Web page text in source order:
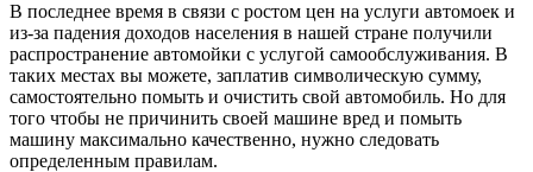
В последнее время в связи с ростом цен на услуги автомоек и
из-за падения доходов населения в нашей стране получили
распространение автомойки с услугой самообслуживания. В
таких местах вы можете, заплатив символическую сумму,
самостоятельно помыть и очистить свой автомобиль. Но для
того чтобы не причинить своей машине вред и помыть
машину максимально качественно, нужно следовать
определенным правилам.